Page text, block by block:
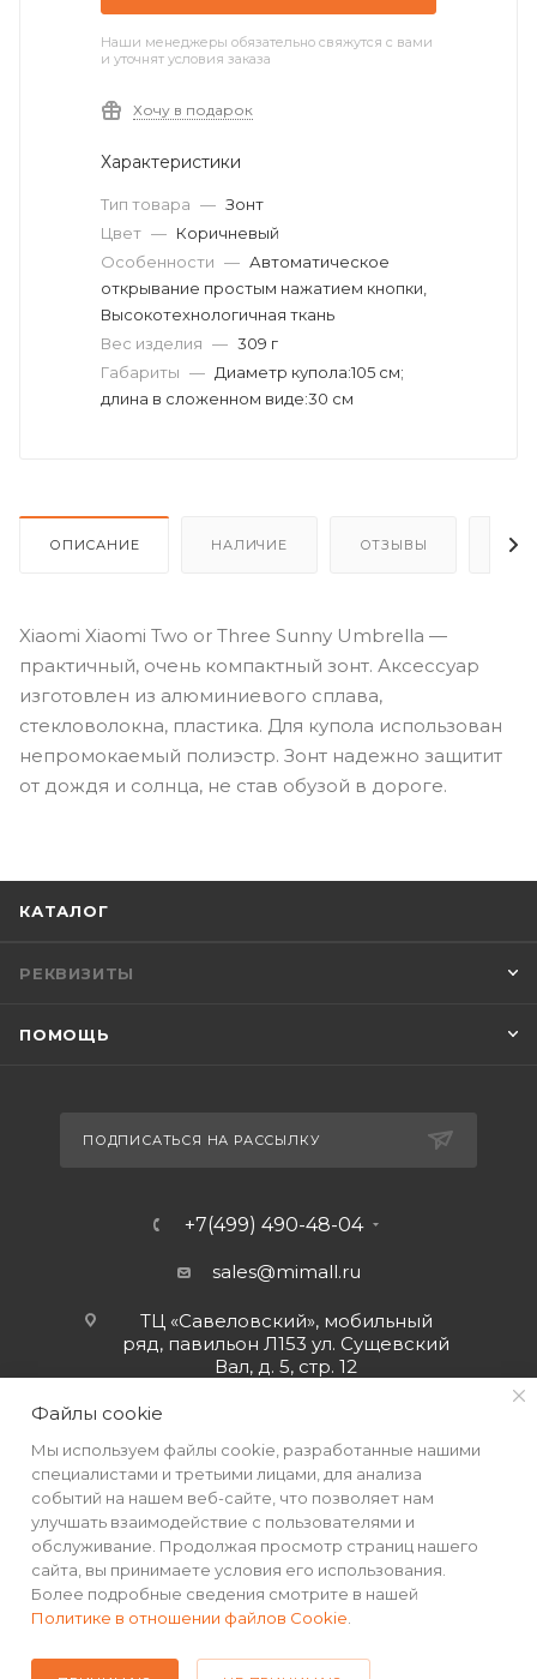
Наши менеджеры обязательно свяжутся с вами
и уточнят условия заказа
Хочу в подарок
Характеристики
Тип товара — Зонт
Цвет — Коричневый
Особенности — Автоматическое
открывание простым нажатием кнопки,
Высокотехнологичная ткань
Вес изделия — 309 г
Габариты — Диаметр купола:105 см;
длина в сложенном виде:30 см
ОПИСАНИЕ НАЛИЧИЕ ОТЗЫВЫ
Xiaomi Xiaomi Two or Three Sunny Umbrella —
практичный, очень компактный зонт. Аксессуар
изготовлен из алюминиевого сплава,
стекловолокна, пластика. Для купола использован
непромокаемый полиэстр. Зонт надежно защитит
от дождя и солнца, не став обузой в дороге.
КАТАЛОГ
РЕКВИЗИТЫ
ПОМОЩЬ
ПОДПИСАТЬСЯ НА РАССЫЛКУ
+7(499) 490-48-04
sales@mimall.ru
ТЦ «Савеловский», мобильный
ряд, павильон Л153 ул. Сущевский
Вал, д. 5, стр. 12
2026 © Интернет-магазин MiMall® • Не является публичной
офертой • 2026 г.
Файлы cookie
Мы используем файлы cookie, разработанные нашими
специалистами и третьими лицами, для анализа
событий на нашем веб-сайте, что позволяет нам
улучшать взаимодействие с пользователями и
обслуживание. Продолжая просмотр страниц нашего
сайта, вы принимаете условия его использования.
Более подробные сведения смотрите в нашей
Политике в отношении файлов Cookie